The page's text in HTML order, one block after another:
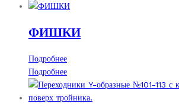
ФИШКИ
Подробнее
Подробнее